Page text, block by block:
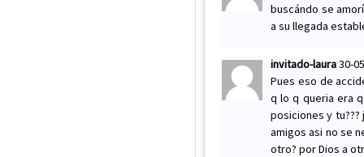
buscándo se
a su llegada
invitado-laura30-
Pues eso de
q lo q queria era
posiciones y
amigos asi no se
otro? por Dios a